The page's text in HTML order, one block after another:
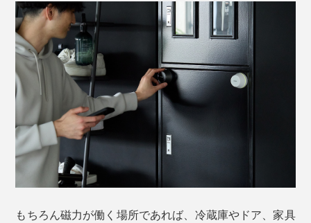
そんな時「MaGdgetスピーカー」があれば、その楽しみ
にもっと没入できますよ。
もちろん磁力が働く場所であれば、冷蔵庫やドア、家具